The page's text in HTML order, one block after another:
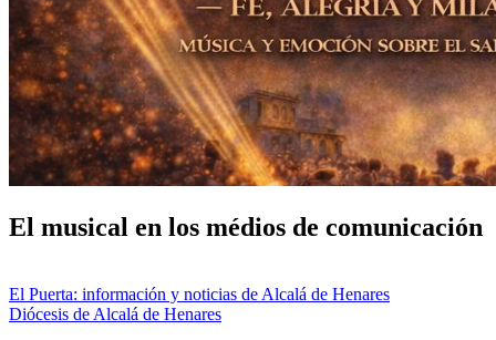
El musical en los médios de comunicación
El Puerta: información y noticias de Alcalá de Henares
Diócesis de Alcalá de Henares